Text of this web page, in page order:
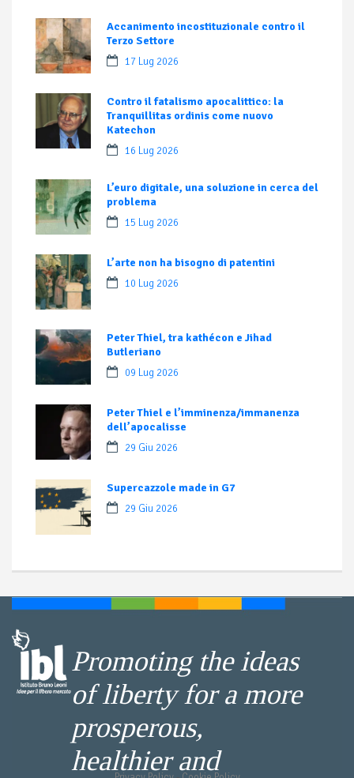
Accanimento incostituzionale contro il
Terzo Settore
17 Lug 2026
Contro il fatalismo apocalittico: la
Tranquillitas ordinis come nuovo
Katechon
16 Lug 2026
L’euro digitale, una soluzione in cerca del
problema
15 Lug 2026
L’arte non ha bisogno di patentini
10 Lug 2026
Peter Thiel, tra kathécon e Jihad
Butleriano
09 Lug 2026
Peter Thiel e l’imminenza/immanenza
dell’apocalisse
29 Giu 2026
Supercazzole made in G7
29 Giu 2026
Promoting the ideas
of liberty for a more
prosperous,
healthier and